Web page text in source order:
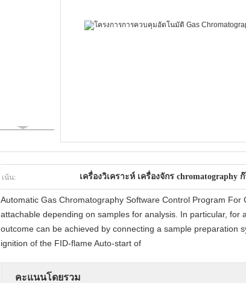
เน้น: เครื่องวิเคราะห์ เครื่องจักร chromatography
Automatic Gas Chromatography Software Control Program
attachable depending on samples for analysis. In particular,
outcome can be achieved by connecting a sample preparation
ignition of the FID-flame Auto-start of
คะแนนโดยรวม